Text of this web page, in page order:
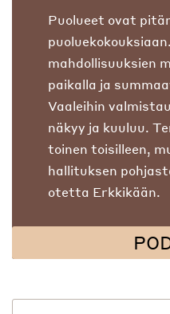
Puolueet ovat
mahdollisuuksien
paikalla ja
Vaaleihin
näkyy ja kuuluu.
toinen toisilleen,
hallituksen
otetta Erkkikään.